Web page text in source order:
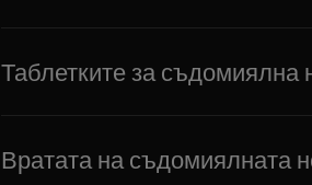
Таблетките за съдомиялна
Вратата на съдомиялната